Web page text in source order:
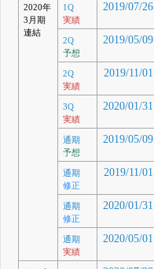
2020年
3月期
連結
1Q
実績
2019/07/26
2Q
予想
2019/05/09
2Q
実績
2019/11/01
3Q
実績
2020/01/31
通期
予想
2019/05/09
通期
修正
2019/11/01
通期
修正
2020/01/31
通期
実績
2020/05/01